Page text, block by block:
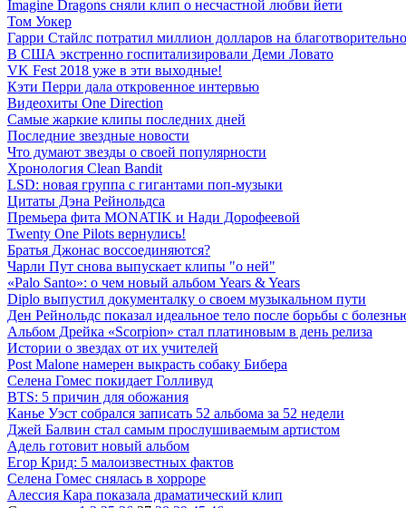
Imagine Dragons сняли клип о несчастной любви йети
Том Уокер
Гарри Стайлс потратил миллион долларов на
В США экстренно госпитализировали Деми Ловато
VK Fest 2018 уже в эти выходные!
Кэти Перри дала откровенное интервью
Видеохиты One Direction
Самые жаркие клипы последних дней
Последние звездные новости
Что думают звезды о своей популярности
Хронология Clean Bandit
LSD: новая группа с гигантами поп-музыки
Цитаты Дэна Рейнольдса
Премьера фита MONATIK и Нади Дорофеевой
Twenty One Pilots вернулись!
Братья Джонас воссоединяются?
Чарли Пут снова выпускает клипы "о ней"
«Palo Santo»: о чем новый альбом Years & Years
Diplo выпустил документалку о своем музыкальном пути
Ден Рейнольдс показал идеальное тело после борьбы с
Альбом Дрейка «Scorpion» стал платиновым в день релиза
Истории о звездах от их учителей
Post Malone намерен выкрасть собаку Бибера
Селена Гомес покидает Голливуд
BTS: 5 причин для обожания
Канье Уэст собрался записать 52 альбома за 52 недели
Джей Балвин стал самым прослушиваемым артистом
Адель готовит новый альбом
Егор Крид: 5 малоизвестных фактов
Селена Гомес снялась в хорроре
Алессия Кара показала драматический клип